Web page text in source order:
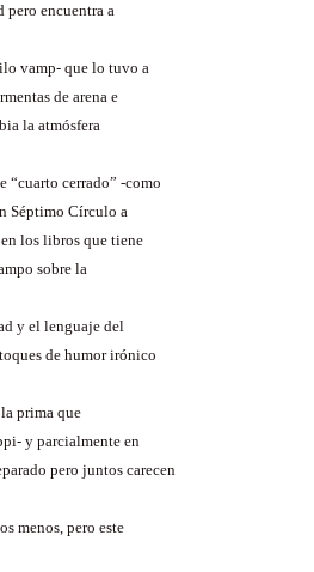
pero encuentra a
vamp- que lo tuvo a
de arena e
la atmósfera
“cuarto cerrado” -como
Séptimo Círculo a
los libros que tiene
sobre la
y el lenguaje del
de humor irónico
prima que
y parcialmente en
pero juntos carecen
menos, pero este